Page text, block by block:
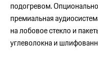
подогревом.
премиальная
на лобовое стекло и
углеволокна и